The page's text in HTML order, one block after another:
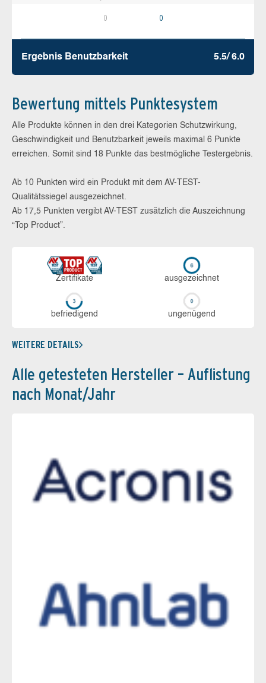
0 0
Ergebnis Benutz­barkeit 5.5/ 6.0
Bewertung mittels Punktesystem
Alle Produkte können in den drei Kategorien Schutzwirkung,
Geschwindigkeit und Benutzbarkeit jeweils maximal 6 Punkte
erreichen. Somit sind 18 Punkte das bestmögliche Testergebnis.
Ab 10 Punkten wird ein Produkt mit dem AV-TEST-
Qualitätssiegel ausgezeichnet.
Ab 17,5 Punkten vergibt AV-TEST zusätzlich die Auszeichnung
“Top Product”.
Zerti­fikate aus­ge­zeich­net
be­frie­di­gend un­ge­nü­gend
WEITERE DETAILS
Alle getesteten Hersteller – Auflistung
nach Monat/Jahr